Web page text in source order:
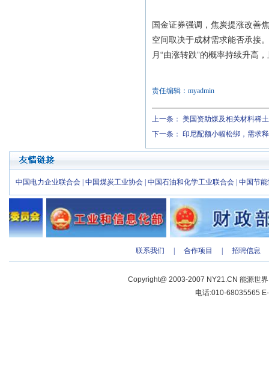
国金证券强调，焦炭提涨改善
空间取决于成材需求能否承接
月“由涨转跌”的概率持续升高
责任编辑：myadmin
上一条： 美国资助煤及相关材料稀
下一条： 印尼配额小幅松绑，需求
中国电力企业联合会 中国煤炭工业协会 中国石油和化学工业联合会 中国节
联系我们 合作项目 招聘信息
Copyright@ 2003-2007 NY21.CN 能源世
电话:010-68035565